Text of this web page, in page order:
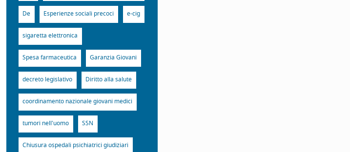
De Esperienze sociali precoci e-cig
sigaretta elettronica
Spesa farmaceutica Garanzia Giovani
decreto legislativo Diritto alla salute
coordinamento nazionale giovani medici
tumori nell'uomo SSN
Chiusura ospedali psichiatrici giudiziari